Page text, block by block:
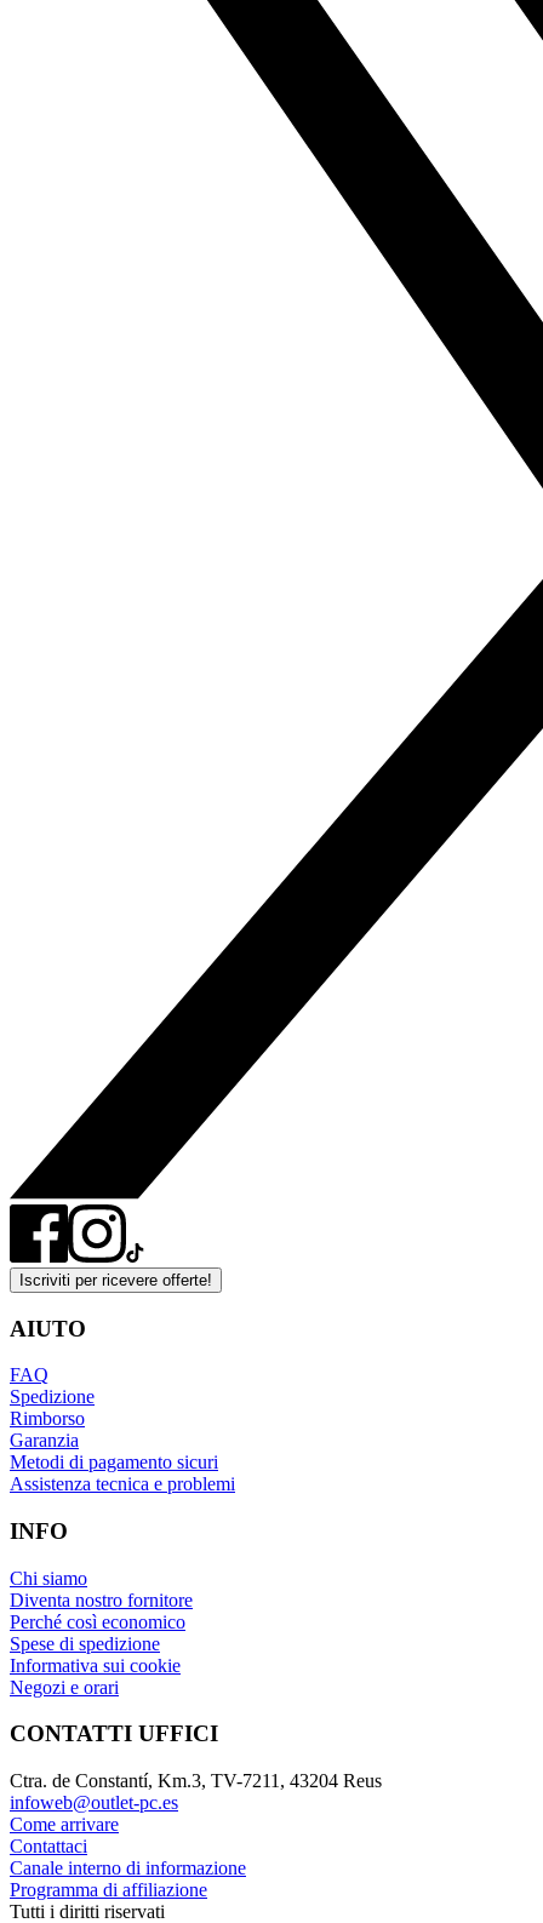
Iscriviti per ricevere offerte!
AIUTO
FAQ
Spedizione
Rimborso
Garanzia
Metodi di pagamento sicuri
Assistenza tecnica e problemi
INFO
Chi siamo
Diventa nostro fornitore
Perché così economico
Spese di spedizione
Informativa sui cookie
Negozi e orari
CONTATTI UFFICI
Ctra. de Constantí, Km.3, TV-7211, 43204 Reus
infoweb@outlet-pc.es
Come arrivare
Contattaci
Canale interno di informazione
Programma di affiliazione
Tutti i diritti riservati